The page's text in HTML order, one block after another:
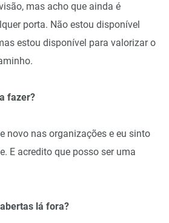
mas acho que ainda é
porta. Não estou disponível
estou disponível para valorizar o
fazer?
novo nas organizações e eu sinto
E acredito que posso ser uma
lá fora?